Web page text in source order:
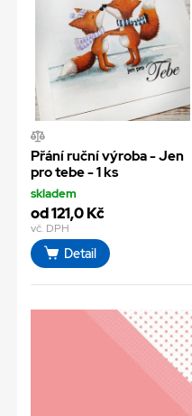
Přání ruční výroba - Jen
pro tebe - 1 ks
skladem
od 121,0 Kč
vč. DPH
Detail